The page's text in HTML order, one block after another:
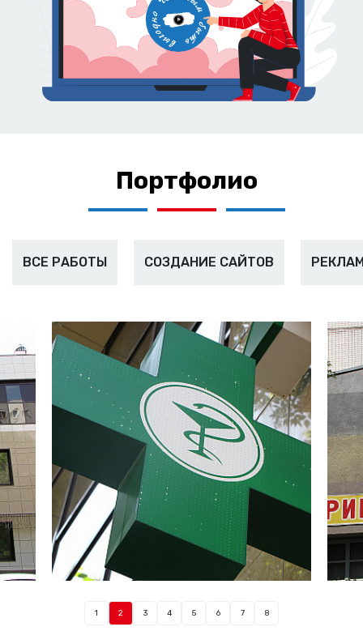
Портфолио
ВСЕ РАБОТЫ СОЗДАНИЕ САЙТОВ
1 2 3 4 5 6 7 8